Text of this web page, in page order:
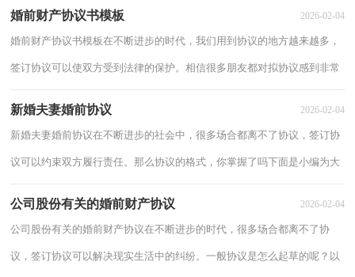
婚前财产协议书模板 2026-02-04
婚前财产协议书模板在不断进步的时代，我们用到协议的地方越来越多，
签订协议可以使双方受到法律的保护。相信很多朋友都对拟协议感到非常
新婚夫妻婚前协议 2026-02-04
新婚夫妻婚前协议在不断进步的社会中，很多场合都离不了协议，签订协
议可以约束双方履行责任。那么协议的格式，你掌握了吗下面是小编为大
公司股份有关的婚前财产协议 2026-02-04
公司股份有关的婚前财产协议在不断进步的时代，很多场合都离不了协
议，签订协议可以解决现实生活中的纠纷。一般协议是怎么起草的呢？以